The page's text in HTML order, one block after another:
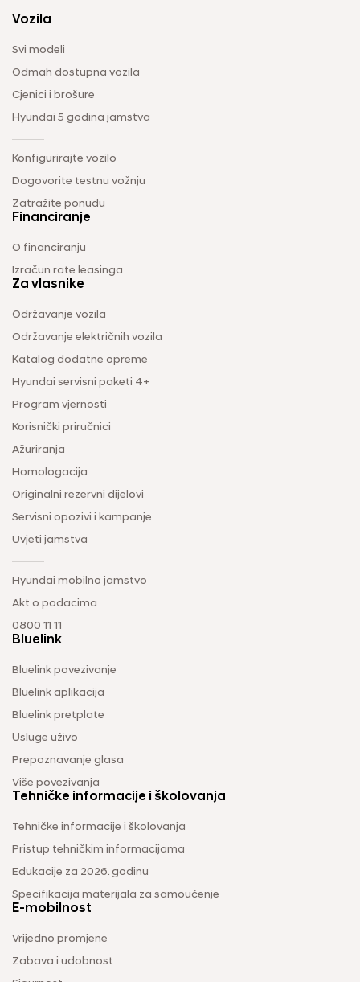
Vozila
Svi modeli
Odmah dostupna vozila
Cjenici i brošure
Hyundai 5 godina jamstva
Konfigurirajte vozilo
Dogovorite testnu vožnju
Zatražite ponudu
Financiranje
O financiranju
Izračun rate leasinga
Za vlasnike
Održavanje vozila
Održavanje električnih vozila
Katalog dodatne opreme
Hyundai servisni paketi 4+
Program vjernosti
Korisnički priručnici
Ažuriranja
Homologacija
Originalni rezervni dijelovi
Servisni opozivi i kampanje
Uvjeti jamstva
Hyundai mobilno jamstvo
Akt o podacima
0800 11 11
Bluelink
Bluelink povezivanje
Bluelink aplikacija
Bluelink pretplate
Usluge uživo
Prepoznavanje glasa
Više povezivanja
Tehničke informacije i školovanja
Tehničke informacije i školovanja
Pristup tehničkim informacijama
Edukacije za 2026. godinu
Specifikacija materijala za samoučenje
E-mobilnost
Vrijedno promjene
Zabava i udobnost